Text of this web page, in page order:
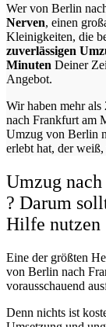
Wer von Berlin
Nerven, einen
Kleinigkeiten, die
zuverlässigen
Minuten Deiner
Angebot.
Wir haben mehr als
nach Frankfurt am
Umzug von Berlin
erlebt hat, der
Umzug
? Darum
Hilfe nutzen
Eine der größten
von Berlin nach
vorausschauend
Denn nichts ist